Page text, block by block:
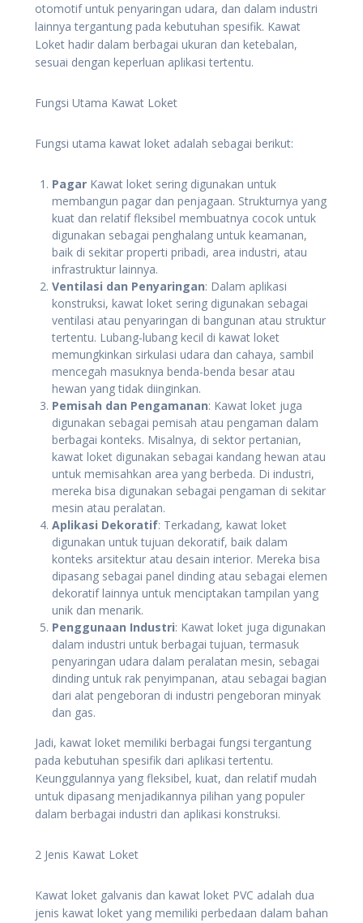
otomotif untuk penyaringan udara, dan dalam industri
lainnya tergantung pada kebutuhan spesifik. Kawat
Loket hadir dalam berbagai ukuran dan ketebalan,
sesuai dengan keperluan aplikasi tertentu.
Fungsi Utama Kawat Loket
Fungsi utama kawat loket adalah sebagai berikut:
Pagar Kawat loket sering digunakan untuk
membangun pagar dan penjagaan. Strukturnya yang
kuat dan relatif fleksibel membuatnya cocok untuk
digunakan sebagai penghalang untuk keamanan,
baik di sekitar properti pribadi, area industri, atau
infrastruktur lainnya.
Ventilasi dan Penyaringan: Dalam aplikasi
konstruksi, kawat loket sering digunakan sebagai
ventilasi atau penyaringan di bangunan atau struktur
tertentu. Lubang-lubang kecil di kawat loket
memungkinkan sirkulasi udara dan cahaya, sambil
mencegah masuknya benda-benda besar atau
hewan yang tidak diinginkan.
Pemisah dan Pengamanan: Kawat loket juga
digunakan sebagai pemisah atau pengaman dalam
berbagai konteks. Misalnya, di sektor pertanian,
kawat loket digunakan sebagai kandang hewan atau
untuk memisahkan area yang berbeda. Di industri,
mereka bisa digunakan sebagai pengaman di sekitar
mesin atau peralatan.
Aplikasi Dekoratif: Terkadang, kawat loket
digunakan untuk tujuan dekoratif, baik dalam
konteks arsitektur atau desain interior. Mereka bisa
dipasang sebagai panel dinding atau sebagai elemen
dekoratif lainnya untuk menciptakan tampilan yang
unik dan menarik.
Penggunaan Industri: Kawat loket juga digunakan
dalam industri untuk berbagai tujuan, termasuk
penyaringan udara dalam peralatan mesin, sebagai
dinding untuk rak penyimpanan, atau sebagai bagian
dari alat pengeboran di industri pengeboran minyak
dan gas.
Jadi, kawat loket memiliki berbagai fungsi tergantung
pada kebutuhan spesifik dari aplikasi tertentu.
Keunggulannya yang fleksibel, kuat, dan relatif mudah
untuk dipasang menjadikannya pilihan yang populer
dalam berbagai industri dan aplikasi konstruksi.
2 Jenis Kawat Loket
Kawat loket galvanis dan kawat loket PVC adalah dua
jenis kawat loket yang memiliki perbedaan dalam bahan